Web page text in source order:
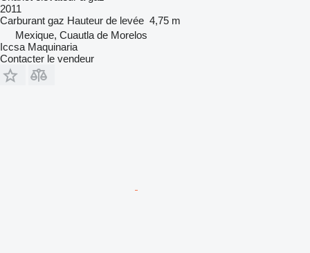
2011
Carburant gaz Hauteur de levée 4,75 m
Mexique, Cuautla de Morelos
Iccsa Maquinaria
Contacter le vendeur